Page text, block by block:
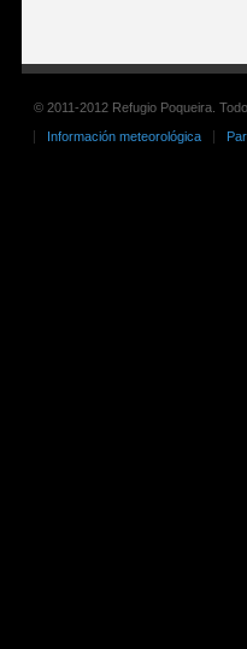
© 2011-2012 Refugio Poqueira.
Información meteorológica